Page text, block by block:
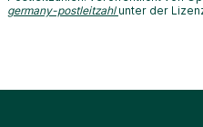
germany-postleitzahl unter der